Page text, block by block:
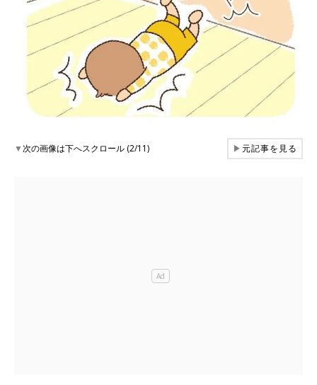
▼次の画像は下へスクロール (2/11) ▶元記事を見る